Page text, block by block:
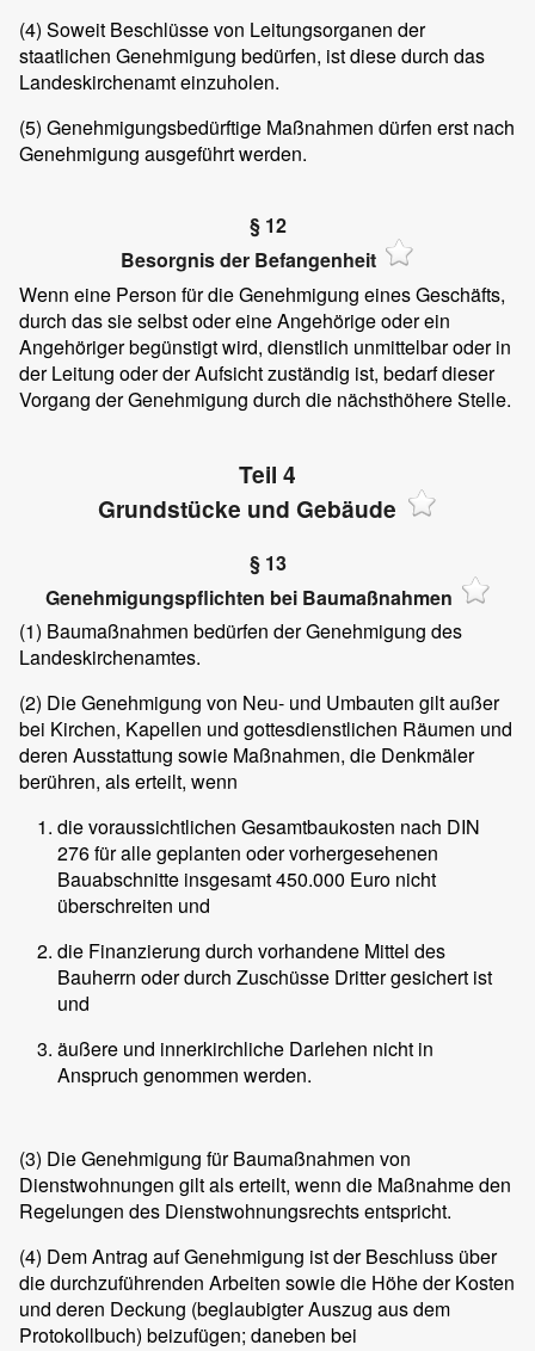
(4) Soweit Beschlüsse von Leitungsorganen der
staatlichen Genehmigung bedürfen, ist diese durch das
Landeskirchenamt einzuholen.
(5) Genehmigungsbedürftige Maßnahmen dürfen erst nach
Genehmigung ausgeführt werden.
§ 12
Besorgnis der Befangenheit
Wenn eine Person für die Genehmigung eines Geschäfts,
durch das sie selbst oder eine Angehörige oder ein
Angehöriger begünstigt wird, dienstlich unmittelbar oder in
der Leitung oder der Aufsicht zuständig ist, bedarf dieser
Vorgang der Genehmigung durch die nächsthöhere Stelle.
Teil 4
Grundstücke und Gebäude
§ 13
Genehmigungspflichten bei Baumaßnahmen
(1) Baumaßnahmen bedürfen der Genehmigung des
Landeskirchenamtes.
(2) Die Genehmigung von Neu- und Umbauten gilt außer
bei Kirchen, Kapellen und gottesdienstlichen Räumen und
deren Ausstattung sowie Maßnahmen, die Denkmäler
berühren, als erteilt, wenn
die voraussichtlichen Gesamtbaukosten nach DIN
276 für alle geplanten oder vorhergesehenen
Bauabschnitte insgesamt 450.000 Euro nicht
überschreiten und
die Finanzierung durch vorhandene Mittel des
Bauherrn oder durch Zuschüsse Dritter gesichert ist
und
äußere und innerkirchliche Darlehen nicht in
Anspruch genommen werden.
(3) Die Genehmigung für Baumaßnahmen von
Dienstwohnungen gilt als erteilt, wenn die Maßnahme den
Regelungen des Dienstwohnungsrechts entspricht.
(4) Dem Antrag auf Genehmigung ist der Beschluss über
die durchzuführenden Arbeiten sowie die Höhe der Kosten
und deren Deckung (beglaubigter Auszug aus dem
Protokollbuch) beizufügen; daneben bei